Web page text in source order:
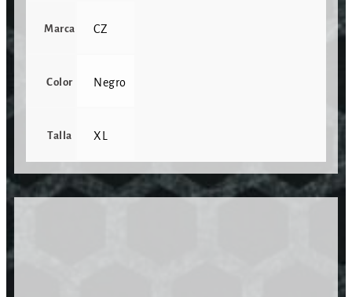
Marca CZ
Color Negro
Talla XL